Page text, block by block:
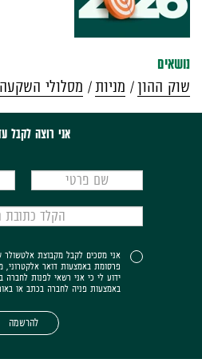
נושאים
שוק ההון
מניות מסלולי השקעה
אני רוצה לקבל
אני מסכים לקבל מקבוצת אלטשולר
פרסומת באמצעות דואר אלקטרוני,
ידוע לי כי אני רשאי לפנות
באמצעות פניה לחברה בכתב או
להרשמה